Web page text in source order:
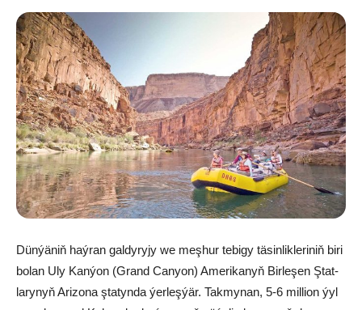
Dün­ýä­niň haý­ran gal­dy­ry­jy we meş­hur te­bi­gy tä­sin­lik­le­ri­niň bi­ri
bo­lan Uly Kan­ýon (Grand Canyon) Ame­ri­ka­nyň Bir­le­şen Ştat­
la­ry­nyň Ari­zo­na şta­tyn­da ýer­leş­ýär. Tak­my­nan, 5-6 mil­li­on ýyl